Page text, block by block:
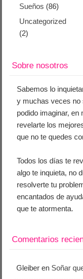
Sueños (86)
Uncategorized
(2)
Sobre nosotros
Sabemos lo
y muchas veces no
podido imaginar,
revelarte los
que no te quedes
Todos los días te
algo te inquieta, no
resolverte tu
encantados de
que te atormenta.
Comentarios
Gleiber en Soñar